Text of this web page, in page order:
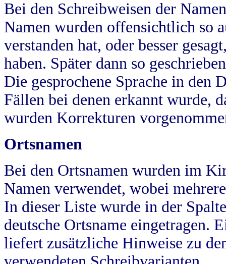
Bei den Schreibweisen der
Namen wurden offensichtlich so
verstanden hat, oder besser
haben. Später dann so
Die gesprochene Sprache in
Fällen bei denen erkannt wurde,
wurden Korrekturen
Ortsnamen
Bei den Ortsnamen wurden im
Namen verwendet, wobei
In dieser Liste wurde in der
deutsche Ortsname eingetragen.
liefert zusätzliche Hinweise zu